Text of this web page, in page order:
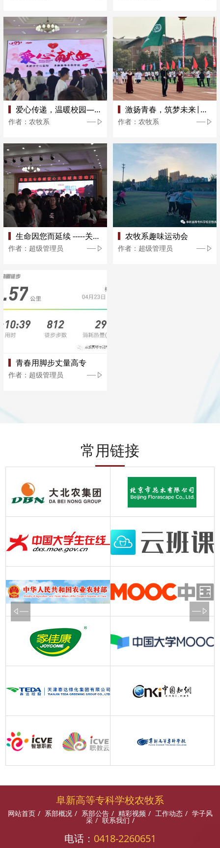
爱心传递，温暖校园——农牧系师生积极参与校园无偿献血活动
作者：农牧系
激扬青春，筑梦未来|农牧系师生参加校运动会风采集锦
作者：农牧系
生命因您而延续 -----关爱生命,关注无偿献血,农牧系学生参与无偿献...
作者：超级管理员
农牧系趣味运动会
作者：超级管理员
青春用脚步丈量高专
作者：超级管理员
常用链接
LINK
阜新高等专科学校农牧系
网站首页 / 系部概况 / 系部公告 / 精彩视频 / 工作动态 / 学子风
采 / 联系我们 /
电话： 0418-2260651